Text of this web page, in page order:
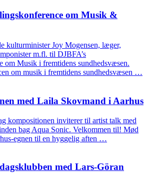
om Musik &
kulturminister Joy Mogensen, læger,
m.fl. til DJBFA’s
om Musik i fremtidens sundhedsvæsen.
om musik i fremtidens sundhedsvæsen …
med Laila Skovmand i Aarhus
kompositionen inviterer til artist talk med
bag Aqua Sonic. Velkommen til! Mød
egnen til en hyggelig aften …
med Lars-Göran